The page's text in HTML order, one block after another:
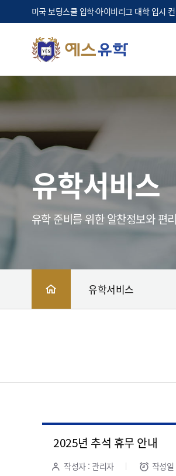
미국 보딩스쿨 입학·아이비리그 대학 입시
유학서비스
유학 준비를 위한 알찬정보와 편
유학서비스
2025년 추석 휴무 안내
작성자 : 관리자 작성